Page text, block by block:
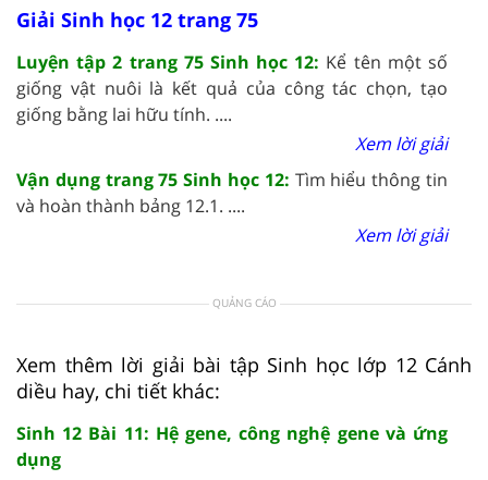
Giải Sinh học 12 trang 75
Luyện tập 2 trang 75 Sinh học 12: Kể tên một số
giống vật nuôi là kết quả của công tác chọn, tạo
giống bằng lai hữu tính. ....
Xem lời giải
Vận dụng trang 75 Sinh học 12: Tìm hiểu thông tin
và hoàn thành bảng 12.1. ....
Xem lời giải
QUẢNG CÁO
Xem thêm lời giải bài tập Sinh học lớp 12 Cánh
diều hay, chi tiết khác:
Sinh 12 Bài 11: Hệ gene, công nghệ gene và ứng
dụng